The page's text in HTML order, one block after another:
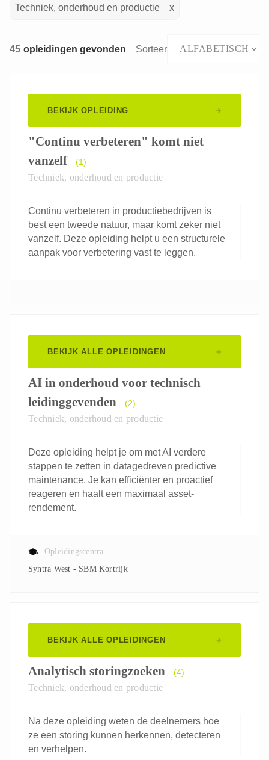
Techniek, onderhoud en productie
45 opleidingen gevonden Sorteer
BEKIJK OPLEIDING
"Continu verbeteren" komt niet
vanzelf
(1)
Techniek, onderhoud en productie
Continu verbeteren in productiebedrijven is
best een tweede natuur, maar komt zeker niet
vanzelf. Deze opleiding helpt u een structurele
aanpak voor verbetering vast te leggen.
BEKIJK ALLE OPLEIDINGEN
AI in onderhoud voor technisch
leidinggevenden
(2)
Techniek, onderhoud en productie
Deze opleiding helpt je om met AI verdere
stappen te zetten in datagedreven predictive
maintenance. Je kan efficiënter en proactief
reageren en haalt een maximaal asset-
rendement.
Opleidingscentra
Syntra West - SBM Kortrijk
BEKIJK ALLE OPLEIDINGEN
Analytisch storingzoeken (4)
Techniek, onderhoud en productie
Na deze opleiding weten de deelnemers hoe
ze een storing kunnen herkennen, detecteren
en verhelpen.